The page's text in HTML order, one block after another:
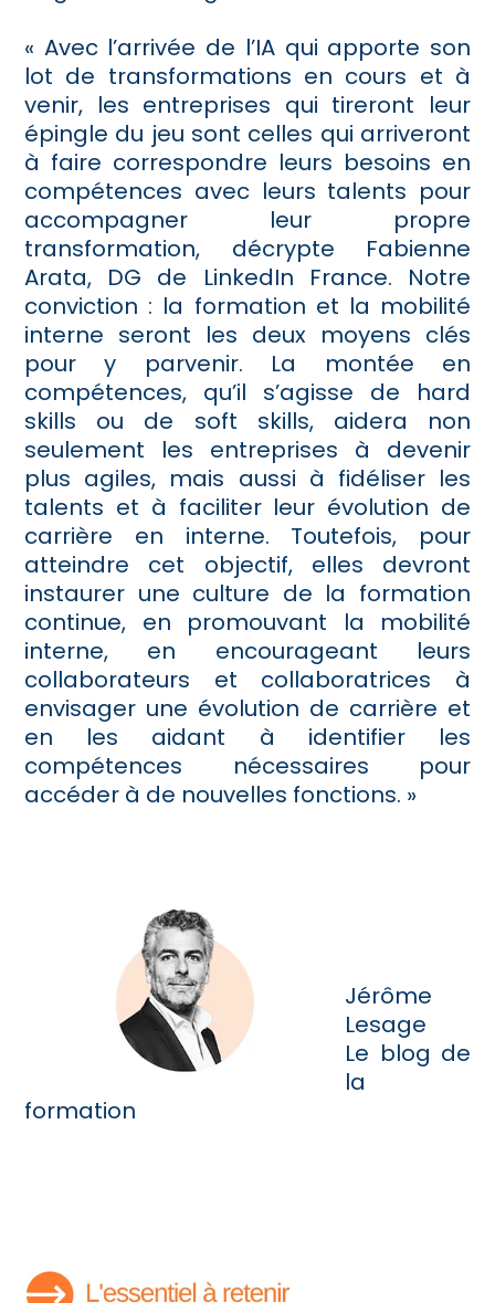
« Avec l’arrivée de l’IA qui apporte son
lot de transformations en cours et à
venir, les entreprises qui tireront leur
épingle du jeu sont celles qui arriveront
à faire correspondre leurs besoins en
compétences avec leurs talents pour
accompagner leur propre
transformation, décrypte Fabienne
Arata, DG de LinkedIn France. Notre
conviction : la formation et la mobilité
interne seront les deux moyens clés
pour y parvenir. La montée en
compétences, qu’il s’agisse de hard
skills ou de soft skills, aidera non
seulement les entreprises à devenir
plus agiles, mais aussi à fidéliser les
talents et à faciliter leur évolution de
carrière en interne. Toutefois, pour
atteindre cet objectif, elles devront
instaurer une culture de la formation
continue, en promouvant la mobilité
interne, en encourageant leurs
collaborateurs et collaboratrices à
envisager une évolution de carrière et
en les aidant à identifier les
compétences nécessaires pour
accéder à de nouvelles fonctions. »
Jérôme
Lesage
Le blog de
la
formation